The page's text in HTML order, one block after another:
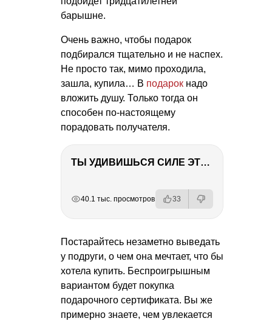
барышне.
Очень важно, чтобы подарок
подбирался тщательно и не наспех.
Не просто так, мимо проходила,
зашла, купила… В подарок надо
вложить душу. Только тогда он
способен по-настоящему
порадовать получателя.
ТЫ УДИВИШЬСЯ СИЛЕ ЭТО ЧЕЛОВЕКА! Блог о нашей поездке в Вышний Волочек
40.1 тыс. просмотров 33
Постарайтесь незаметно выведать
у подруги, о чем она мечтает, что бы
хотела купить. Беспроигрышным
вариантом будет покупка
подарочного сертификата. Вы же
примерно знаете, чем увлекается